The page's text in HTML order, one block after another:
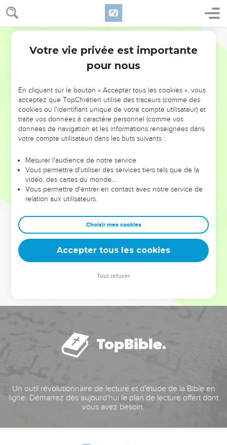
NE MANQUEZ PAS L’ÉVÉNEMENT
DE L’ANNÉE !
ET SI LEURS ERREURS POUVAIENT VOUS ÉVITER LES
VOTRES ?
leur foi ou leur vision. Mais on voit moins les doutes, les erreurs
et les saisons difficiles qu'ils ont traversés, alors même que ce
sont elles qui les ont façonnés.
Dans cette conférence, leaders, entrepreneurs, et responsables
clés pour avancer avec plus de sagesse afin que leurs erreurs
deviennent vos tremplins. Que vous guidiez un ministère, une
équipe, un groupe ou une famille, leur expérience est faite
Un outil révolutionnaire de lecture et d'étude de la Bible en
ligne. Démarrez dès aujourd'hui le plan de lecture offert dont
vous avez besoin.
Votre vie privée est importante
pour nous
En cliquant sur le bouton « Accepter tous les cookies », vous
acceptez que TopChrétien utilise des traceurs (comme des
cookies ou l'identifiant unique de votre compte utilisateur) et
traite vos données à caractère personnel (comme vos
données de navigation et les informations renseignées dans
votre compte utilisateur) dans les buts suivants :
Mesurer l'audience de notre service
Vous permettre d'utiliser des services tiers tels que de la
vidéo, des cartes du monde…
Vous permettre d'entrer en contact avec notre service de
relation aux utilisateurs.
Choisir mes cookies
Accepter tous les cookies
Tout refuser